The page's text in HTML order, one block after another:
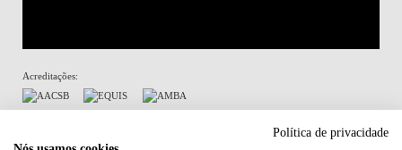
Acreditações:
Política de privacidade